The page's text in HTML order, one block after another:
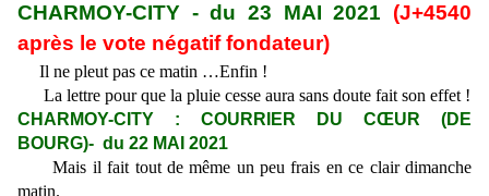
CHARMOY-CITY - du 23 MAI 2021 (J+4540
après le vote négatif fondateur)
Il ne pleut pas ce matin …Enfin !
La lettre pour que la pluie cesse aura sans doute fait son effet !
CHARMOY-CITY : COURRIER DU CŒUR (DE
BOURG)- du 22 MAI 2021
Mais il fait tout de même un peu frais en ce clair dimanche
matin.